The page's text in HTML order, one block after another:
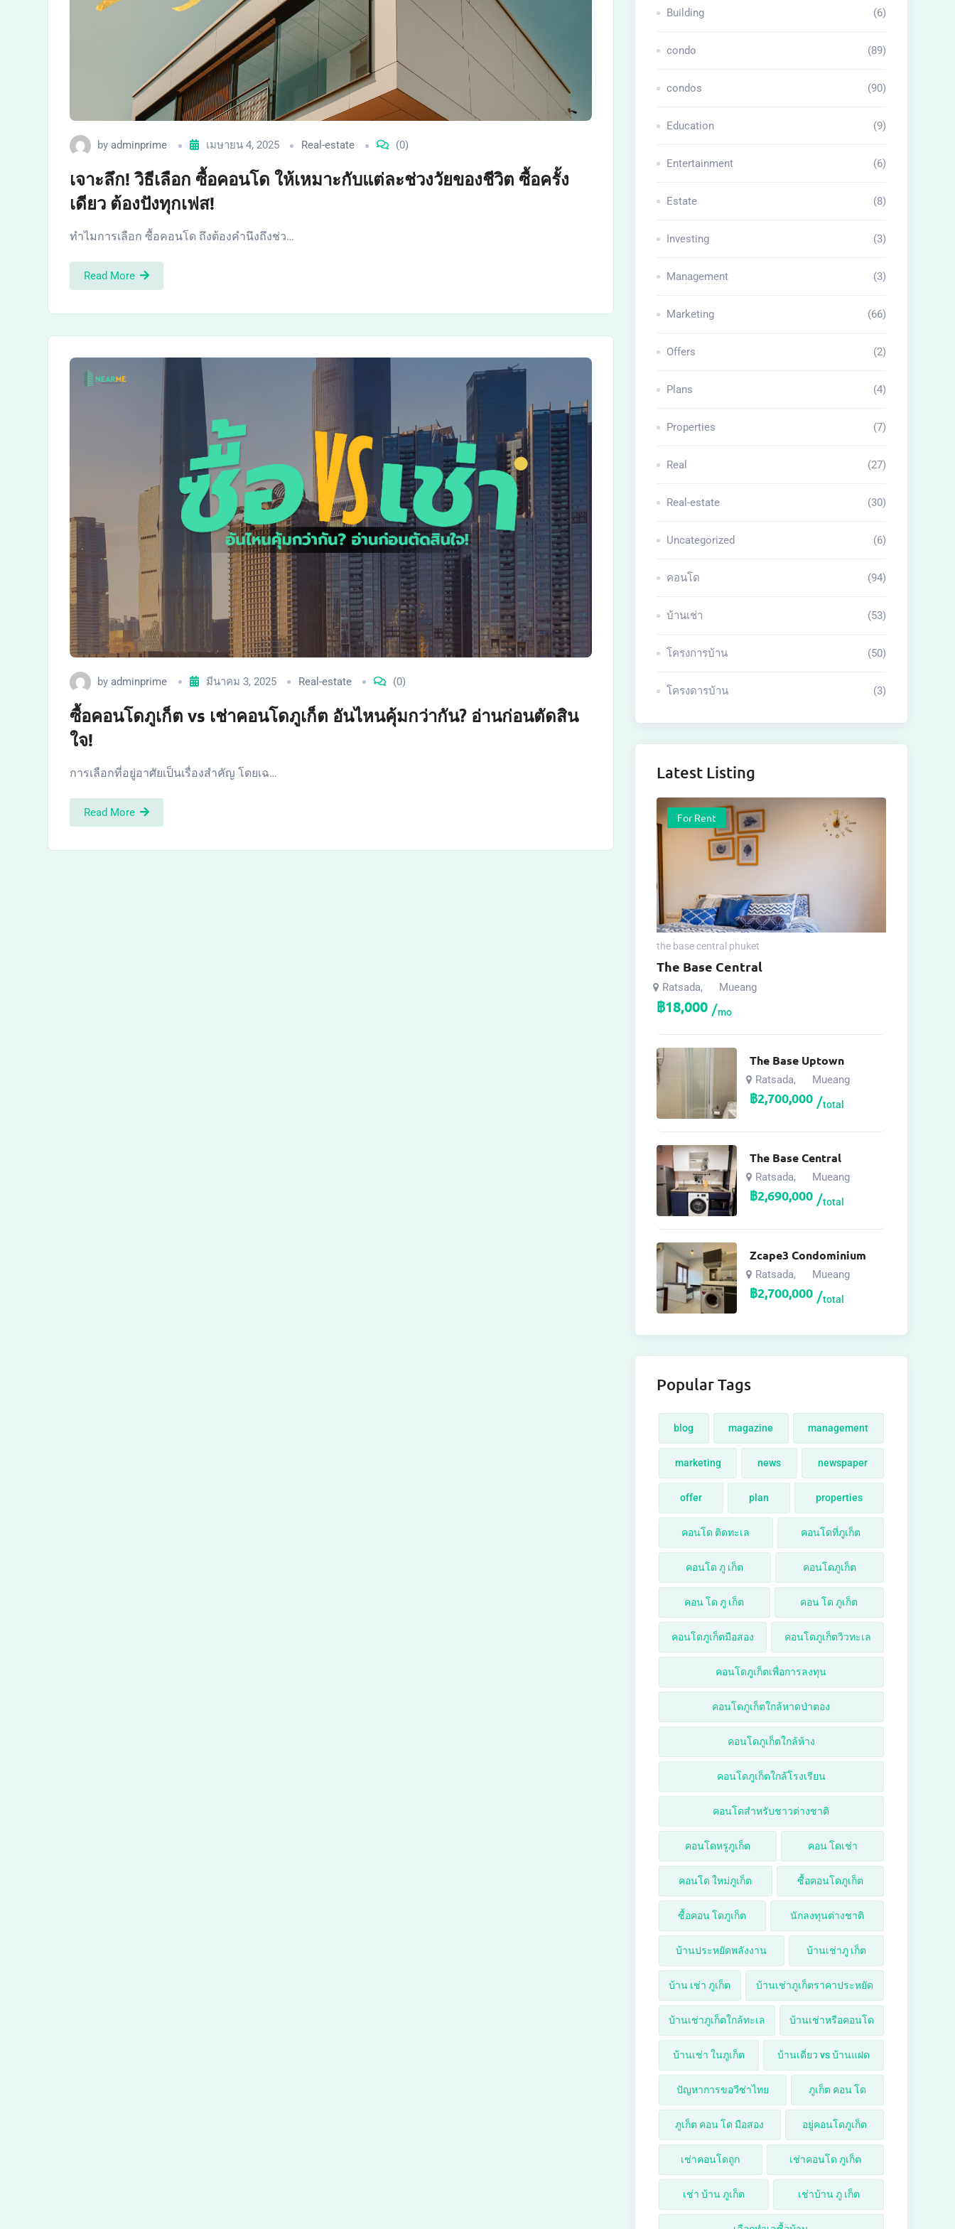
by adminprime เมษายน 4, 2025 Real-estate (0)
เจาะลึก! วิธีเลือก ซื้อคอนโด ให้เหมาะกับแต่ละช่วงวัยของชีวิต ซื้อครั้ง
เดียว ต้องปังทุกเฟส!
ทำไมการเลือก ซื้อคอนโด ถึงต้องคำนึงถึงช่ว…
Read More
by adminprime มีนาคม 3, 2025 Real-estate (0)
ซื้อคอนโดภูเก็ต vs เช่าคอนโดภูเก็ต อันไหนคุ้มกว่ากัน? อ่านก่อนตัดสิน
ใจ!
การเลือกที่อยู่อาศัยเป็นเรื่องสำคัญ โดยเฉ…
Read More
Building (6)
condo (89)
condos (90)
Education (9)
Entertainment (6)
Estate (8)
Investing (3)
Management (3)
Marketing (66)
Offers (2)
Plans (4)
Properties (7)
Real (27)
Real-estate (30)
Uncategorized (6)
คอนโด (94)
บ้านเช่า (53)
โครงการบ้าน (50)
โครงดารบ้าน (3)
Latest Listing
For Rent
the base central phuket
The Base Central
Ratsada, Mueang
฿18,000 mo
The Base Uptown
Ratsada, Mueang
฿2,700,000 total
The Base Central
Ratsada, Mueang
฿2,690,000 total
Zcape3 Condominium
Ratsada, Mueang
฿2,700,000 total
Popular Tags
blog magazine management
marketing news newspaper
offer plan properties
คอนโด ติดทะเล คอนโดที่ภูเก็ต
คอนโด ภู เก็ต คอนโดภูเก็ต
คอน โด ภู เก็ต คอน โด ภูเก็ต
คอนโดภูเก็ตมือสอง คอนโดภูเก็ตวิวทะเล
คอนโดภูเก็ตเพื่อการลงทุน
คอนโดภูเก็ตใกล้หาดป่าตอง
คอนโดภูเก็ตใกล้ห้าง
คอนโดภูเก็ตใกล้โรงเรียน
คอนโดสำหรับชาวต่างชาติ
คอนโดหรูภูเก็ต คอน โดเช่า
คอนโด ใหม่ภูเก็ต ซื้อคอนโดภูเก็ต
ซื้อคอน โดภูเก็ต นักลงทุนต่างชาติ
บ้านประหยัดพลังงาน บ้านเช่าภู เก็ต
บ้าน เช่า ภูเก็ต บ้านเช่าภูเก็ตราคาประหยัด
บ้านเช่าภูเก็ตใกล้ทะเล บ้านเช่าหรือคอนโด
บ้านเช่า ในภูเก็ต บ้านเดี่ยว vs บ้านแฝด
ปัญหาการขอวีซ่าไทย ภูเก็ต คอน โด
ภูเก็ต คอน โด มือสอง อยู่คอนโดภูเก็ต
เช่าคอนโดถูก เช่าคอนโด ภูเก็ต
เช่า บ้าน ภูเก็ต เช่าบ้าน ภู เก็ต